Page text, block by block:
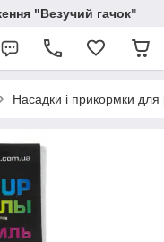
"Везучий гачок"
Насадки і прикормки для